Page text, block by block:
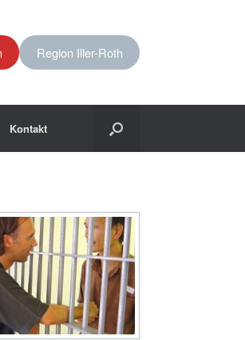
Region Iller-Roth
Kontakt